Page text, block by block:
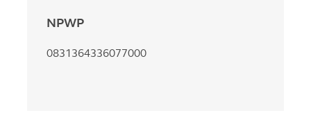
NPWP
0831364336077000